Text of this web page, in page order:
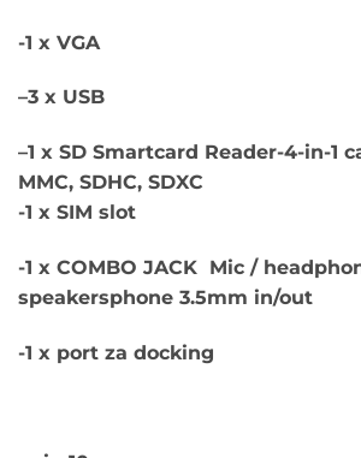
-1 x VGA
–3 x USB
–1 x SD Smartcard Reader-4-in-1
MMC, SDHC, SDXC
-1 x SIM slot
-1 x COMBO JACK Mic /
speakersphone 3.5mm in/out
-1 x port za docking